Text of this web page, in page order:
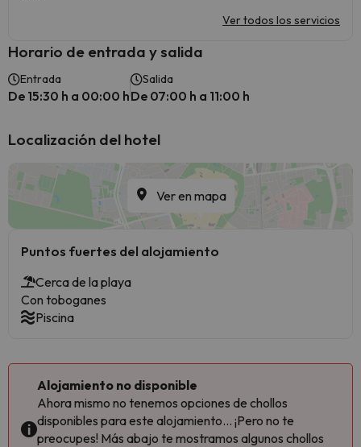
Ver todos los servicios
Horario de entrada y salida
Entrada
De 15:30 h a 00:00 h
Salida
De 07:00 h a 11:00 h
Localización del hotel
Ver en mapa
Puntos fuertes del alojamiento
Cerca de la playa
Con toboganes
Piscina
Alojamiento no disponible
Ahora mismo no tenemos opciones de chollos
disponibles para este alojamiento... ¡Pero no te
preocupes! Más abajo te mostramos algunos chollos